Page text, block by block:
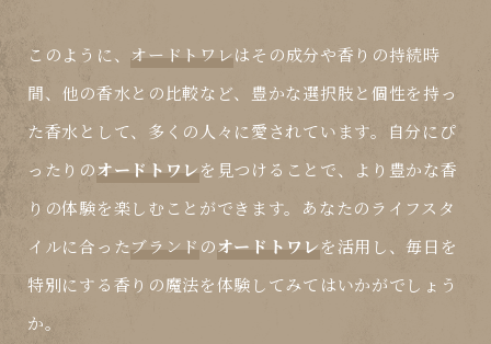
このように、 オードトワレはその成分や香りの持続時
間、他の香水との比較など、豊かな選択肢と個性を持っ
た香水として、多くの人々に愛されています。自分にぴ
ったりのオードトワレを見つけることで、より豊かな香
りの体験を楽しむことができます。あなたのライフスタ
イルに合ったブランド のオードトワレを活用し、毎日を
特別にする香りの魔法を体験してみてはいかがでしょう
か。